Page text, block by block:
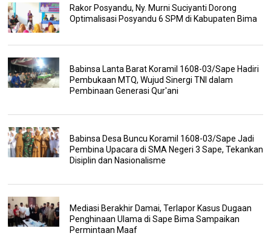
Rakor Posyandu, Ny. Murni Suciyanti Dorong
Optimalisasi Posyandu 6 SPM di Kabupaten Bima
Babinsa Lanta Barat Koramil 1608-03/Sape Hadiri
Pembukaan MTQ, Wujud Sinergi TNI dalam
Pembinaan Generasi Qur'ani
Babinsa Desa Buncu Koramil 1608-03/Sape Jadi
Pembina Upacara di SMA Negeri 3 Sape, Tekankan
Disiplin dan Nasionalisme
Mediasi Berakhir Damai, Terlapor Kasus Dugaan
Penghinaan Ulama di Sape Bima Sampaikan
Permintaan Maaf